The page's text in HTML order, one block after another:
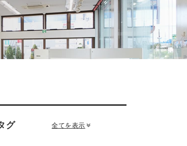
グ 全てを表示